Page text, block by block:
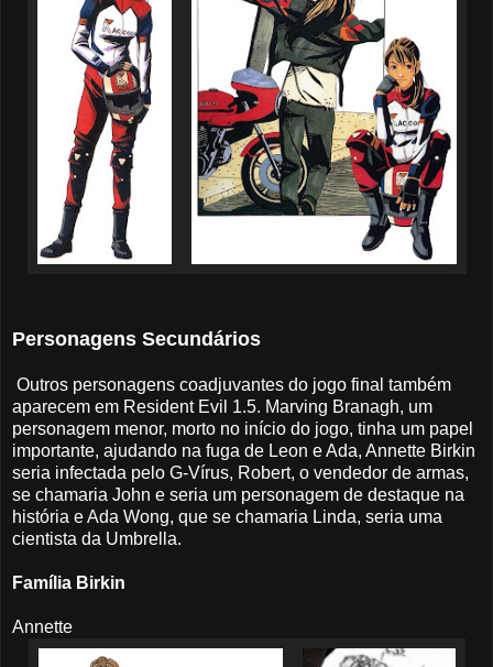
Personagens Secundários
Outros personagens coadjuvantes do jogo final também
aparecem em Resident Evil 1.5. Marving Branagh, um
personagem menor, morto no início do jogo, tinha um papel
importante, ajudando na fuga de Leon e Ada, Annette Birkin
seria infectada pelo G-Vírus, Robert, o vendedor de armas,
se chamaria John e seria um personagem de destaque na
história e Ada Wong, que se chamaria Linda, seria uma
cientista da Umbrella.
Família Birkin
Annette